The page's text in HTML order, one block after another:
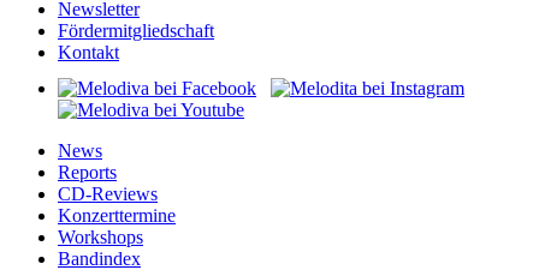
Newsletter
Fördermitgliedschaft
Kontakt
News
Reports
CD-Reviews
Konzerttermine
Workshops
Bandindex